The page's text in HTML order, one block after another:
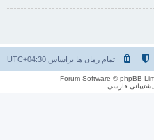
تمام زمان ها براساس UTC+04:30
پشتیبانی فارسی